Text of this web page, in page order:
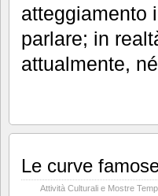
atteggiamento
parlare; in
attualmente,
Le curve
Attività Culturali e Mostre